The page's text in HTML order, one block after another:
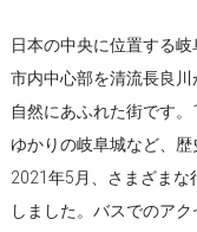
日本の中央に位置する
市内中心部を清流長良
自然にあふれた街です
ゆかりの岐阜城など、歴
2021年5月、さまざまな
しました。バスでのア